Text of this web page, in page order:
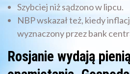
Szybciej niż sądzono w lipcu.
NBP wskazał też, kiedy
wyznaczony przez bank
Rosjanie wydają